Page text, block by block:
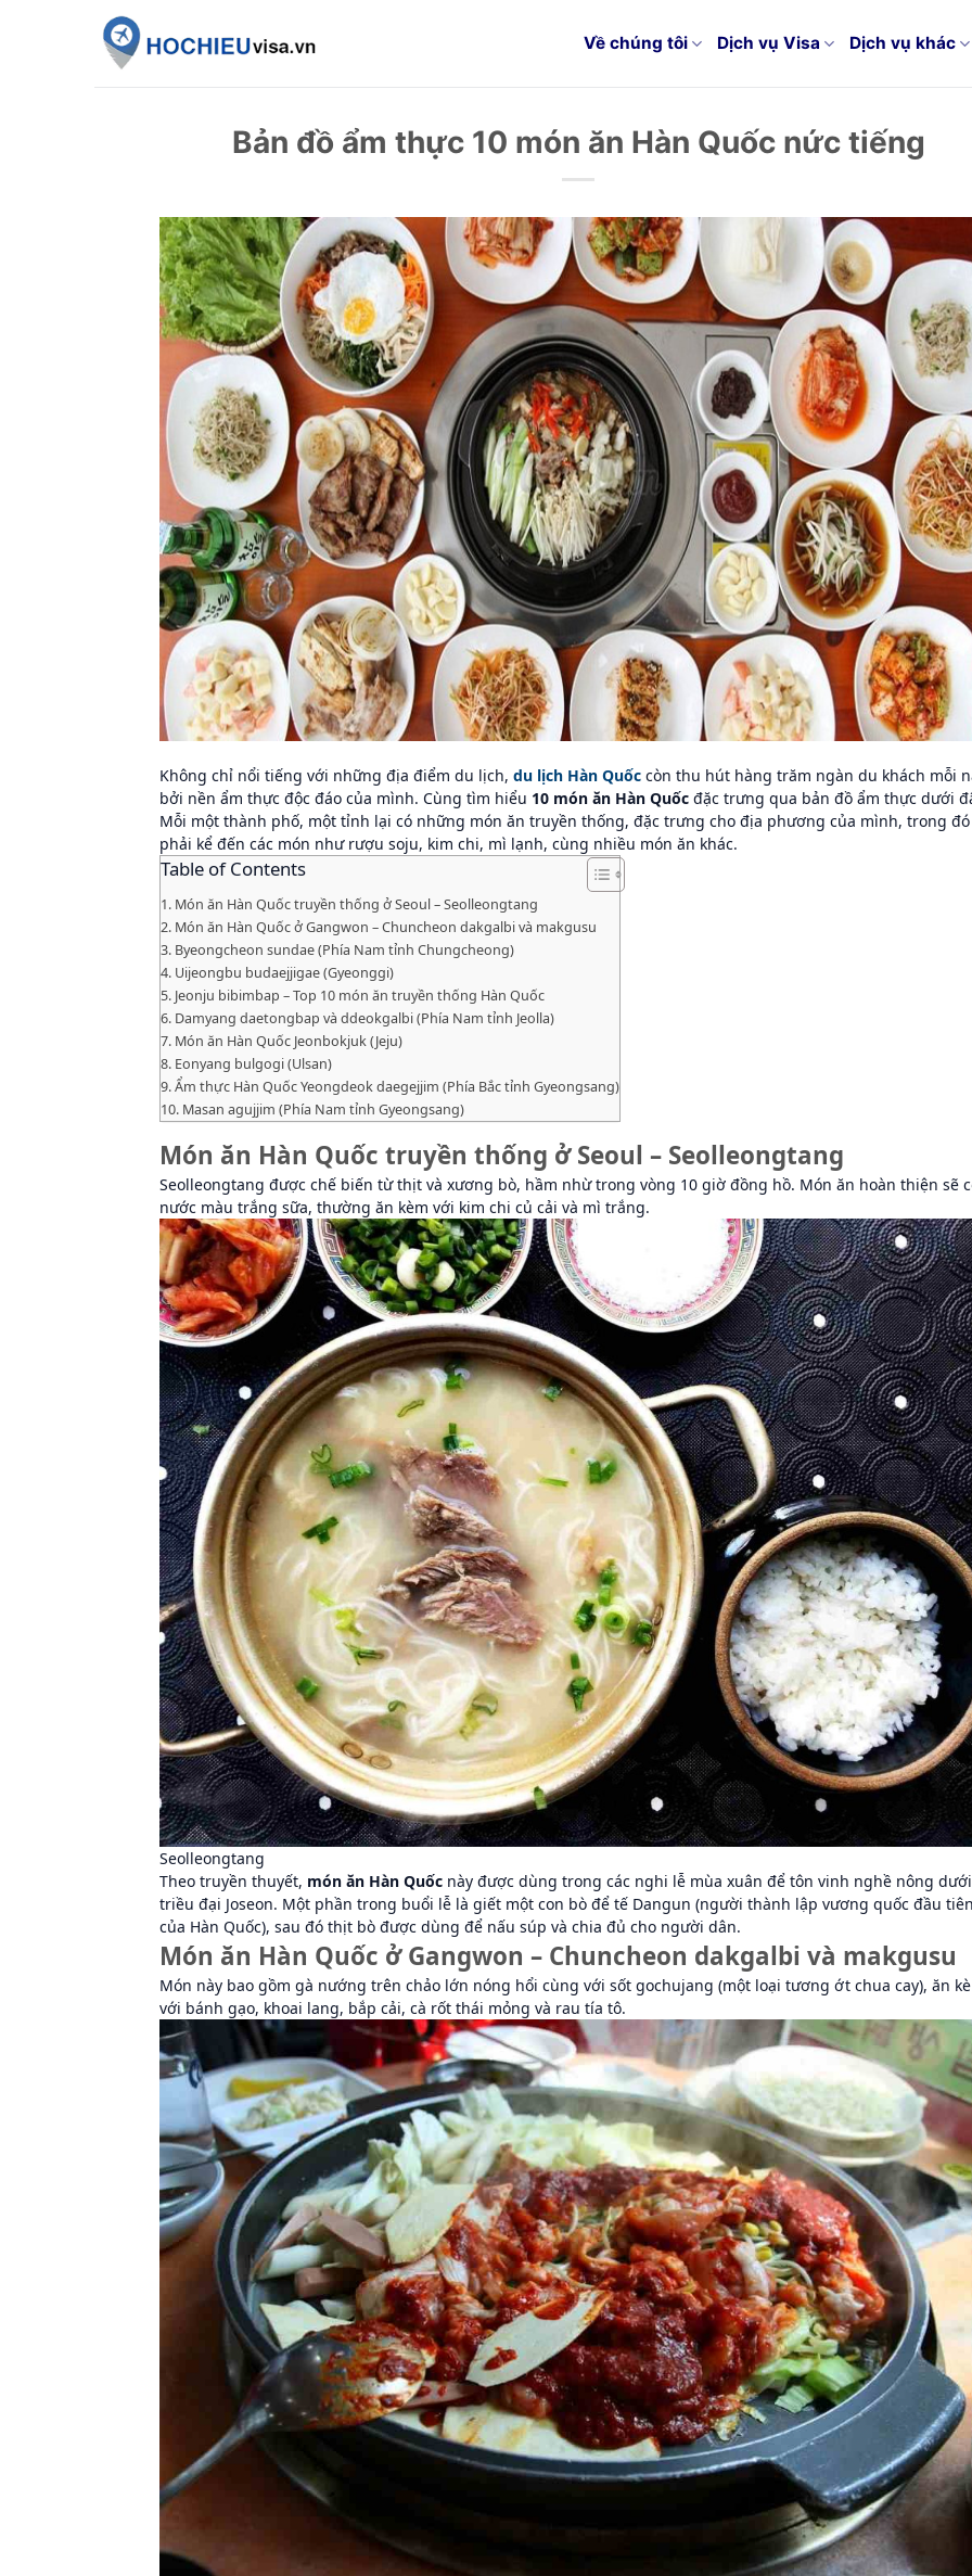
Về chúng tôi Dịch vụ Visa Dịch vụ khác
Bản đồ ẩm thực 10 món ăn Hàn Quốc nức tiếng
Không chỉ nổi tiếng với những địa điểm du lịch, du lịch Hàn Quốc còn thu hút hàng trăm ngàn du khách mỗi
bởi nền ẩm thực độc đáo của mình. Cùng tìm hiểu 10 món ăn Hàn Quốc đặc trưng qua bản đồ ẩm thực dưới
Mỗi một thành phố, một tỉnh lại có những món ăn truyền thống, đặc trưng cho địa phương của mình, trong đó
phải kể đến các món như rượu soju, kim chi, mì lạnh, cùng nhiều món ăn khác.
Table of Contents
Món ăn Hàn Quốc truyền thống ở Seoul – Seolleongtang
Món ăn Hàn Quốc ở Gangwon – Chuncheon dakgalbi và makgusu
Byeongcheon sundae (Phía Nam tỉnh Chungcheong)
Uijeongbu budaejjigae (Gyeonggi)
Jeonju bibimbap – Top 10 món ăn truyền thống Hàn Quốc
Damyang daetongbap và ddeokgalbi (Phía Nam tỉnh Jeolla)
Món ăn Hàn Quốc Jeonbokjuk (Jeju)
Eonyang bulgogi (Ulsan)
Ẩm thực Hàn Quốc Yeongdeok daegejjim (Phía Bắc tỉnh Gyeongsang)
Masan agujjim (Phía Nam tỉnh Gyeongsang)
Món ăn Hàn Quốc truyền thống ở Seoul – Seolleongtang
Seolleongtang được chế biến từ thịt và xương bò, hầm nhừ trong vòng 10 giờ đồng hồ. Món ăn hoàn thiện sẽ
nước màu trắng sữa, thường ăn kèm với kim chi củ cải và mì trắng.
Seolleongtang
Theo truyền thuyết, món ăn Hàn Quốc này được dùng trong các nghi lễ mùa xuân để tôn vinh nghề nông dưới
triều đại Joseon. Một phần trong buổi lễ là giết một con bò để tế Dangun (người thành lập vương quốc đầu
của Hàn Quốc), sau đó thịt bò được dùng để nấu súp và chia đủ cho người dân.
Món ăn Hàn Quốc ở Gangwon – Chuncheon dakgalbi và makgusu
Món này bao gồm gà nướng trên chảo lớn nóng hổi cùng với sốt gochujang (một loại tương ớt chua cay), ăn
với bánh gạo, khoai lang, bắp cải, cà rốt thái mỏng và rau tía tô.